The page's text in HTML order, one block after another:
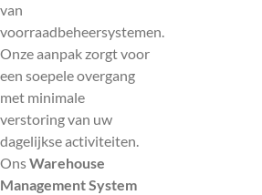
van
voorraadbeheersystemen.
Onze aanpak zorgt voor
een soepele overgang
met minimale
verstoring van uw
dagelijkse activiteiten.
OnsWarehouse
Management System